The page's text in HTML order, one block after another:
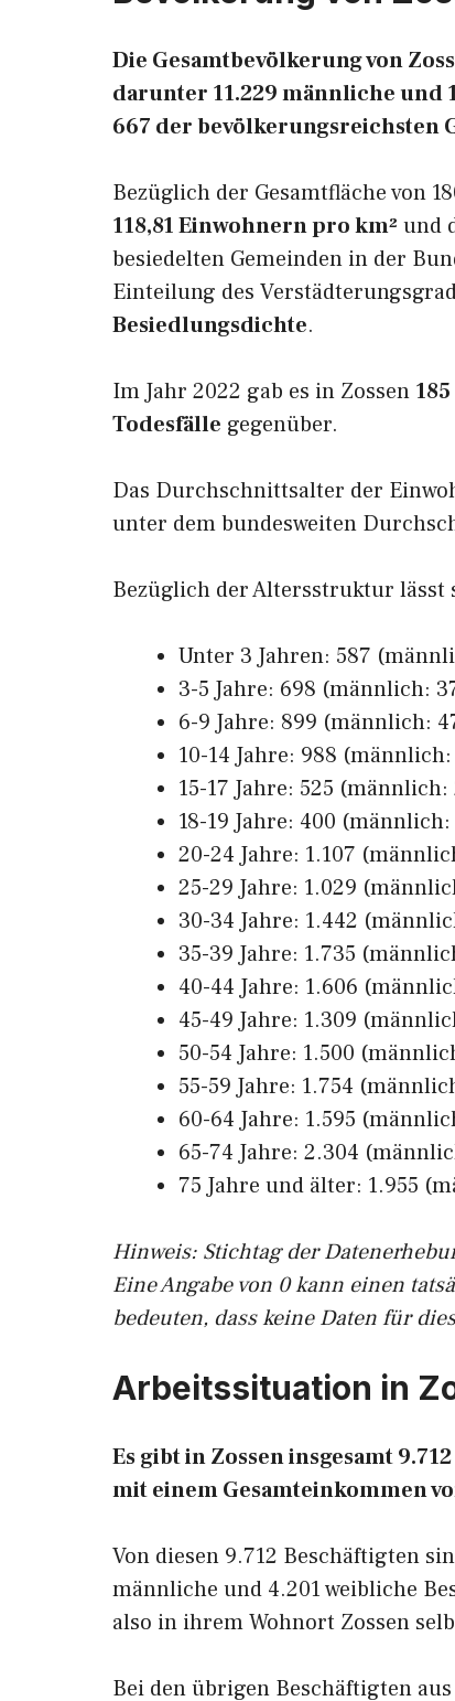
Die Gesamtbevölkerung von
darunter 11.229 männliche und
667 der bevölkerungsreichsten
Bezüglich der Gesamtfläche von
118,81 Einwohnern pro km² und
besiedelten Gemeinden in der
Einteilung des
Besiedlungsdichte.
Im Jahr 2022 gab es in Zossen
Todesfälle gegenüber.
Das Durchschnittsalter der
unter dem bundesweiten
Bezüglich der Altersstruktur lässt
Unter 3 Jahren: 587
3-5 Jahre: 698 (männlich:
6-9 Jahre: 899 (männlich:
10-14 Jahre: 988
15-17 Jahre: 525
18-19 Jahre: 400
20-24 Jahre: 1.107
25-29 Jahre: 1.029
30-34 Jahre: 1.442
35-39 Jahre: 1.735
40-44 Jahre: 1.606
45-49 Jahre: 1.309
50-54 Jahre: 1.500
55-59 Jahre: 1.754
60-64 Jahre: 1.595
65-74 Jahre: 2.304
75 Jahre und älter: 1.955
Hinweis: Stichtag der
Eine Angabe von 0 kann einen
bedeuten, dass keine Daten für
Arbeitssituation in
Es gibt in Zossen insgesamt
mit einem Gesamteinkommen
Von diesen 9.712 Beschäftigten
männliche und 4.201 weibliche
also in ihrem Wohnort Zossen
Bei den übrigen Beschäftigten